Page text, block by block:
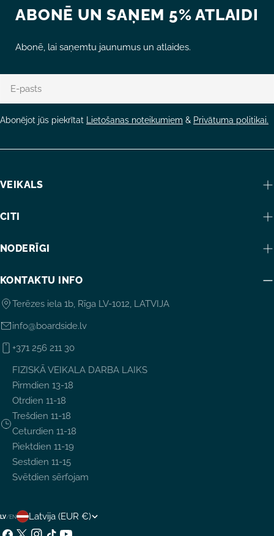
ABONĒ UN SAŅEM 5% ATLAIDI
Abonē, lai saņemtu jaunumus un atlaides.
pasts
Abonējot jūs piekrītat Lietošanas noteikumiem & Privātuma politikai.
VEIKALS
CITI
NODERĪGI
KONTAKTU INFO
Terēzes iela 1b, Rīga LV-1012, LATVIJA
info@boardside.lv
+371 256 211 30
FIZISKĀ VEIKALA DARBA LAIKS
Pirmdien 13-18
Otrdien 11-18
Trešdien 11-18
Ceturdien 11-18
Piektdien 11-19
Sestdien 11-15
Svētdien sērfojam
LV/ENV
Latvija (EUR €)
Facebook
X
Instagram
TikTokYouTube